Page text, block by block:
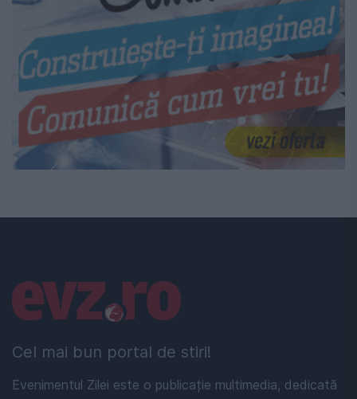
Cel mai bun portal de stiri!
Evenimentul Zilei este o publicație multimedia, dedicată
Linkuri utile